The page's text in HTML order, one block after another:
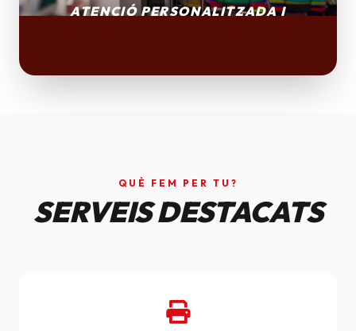
QUÈ FEM PER TU?
SERVEIS DESTACATS